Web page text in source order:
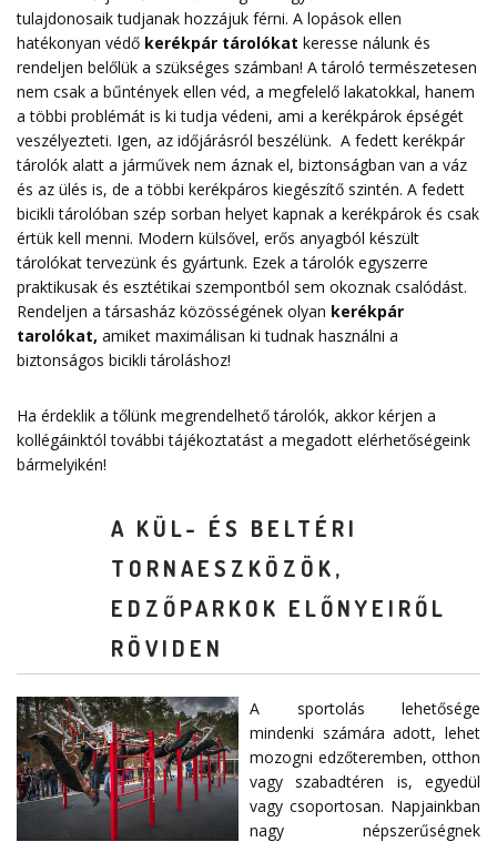
tulajdonosaik tudjanak hozzájuk férni. A lopások ellen
hatékonyan védő kerékpár tárolókat keresse nálunk és
rendeljen belőlük a szükséges számban! A tároló természetesen
nem csak a bűntények ellen véd, a megfelelő lakatokkal, hanem
a többi problémát is ki tudja védeni, ami a kerékpárok épségét
veszélyezteti. Igen, az időjárásról beszélünk. A fedett kerékpár
tárolók alatt a járművek nem áznak el, biztonságban van a váz
és az ülés is, de a többi kerékpáros kiegészítő szintén. A fedett
bicikli tárolóban szép sorban helyet kapnak a kerékpárok és csak
értük kell menni. Modern külsővel, erős anyagból készült
tárolókat tervezünk és gyártunk. Ezek a tárolók egyszerre
praktikusak és esztétikai szempontból sem okoznak csalódást.
Rendeljen a társasház közösségének olyan kerékpár
tarolókat, amiket maximálisan ki tudnak használni a
biztonságos bicikli tároláshoz!
Ha érdeklik a tőlünk megrendelhető tárolók, akkor kérjen a
kollégáinktól további tájékoztatást a megadott elérhetőségeink
bármelyikén!
A KÜL- ÉS BELTÉRI
TORNAESZKÖZÖK,
EDZŐPARKOK ELŐNYEIRŐL
RÖVIDEN
A sportolás lehetősége
mindenki számára adott, lehet
mozogni edzőteremben, otthon
vagy szabadtéren is, egyedül
vagy csoportosan. Napjainkban
nagy népszerűségnek